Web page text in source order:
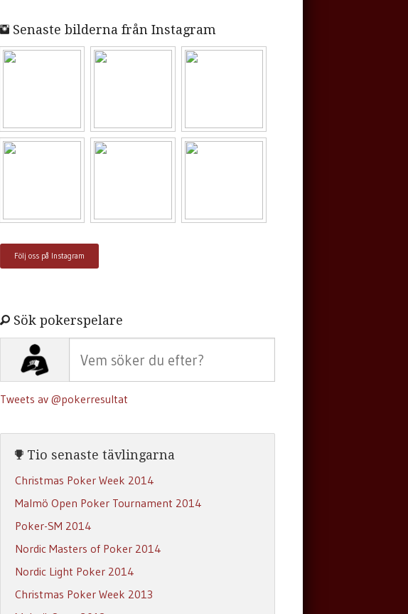
Senaste bilderna från Instagram
Följ oss på Instagram
Sök pokerspelare
Tweets av @pokerresultat
Tio senaste tävlingarna
Christmas Poker Week 2014
Malmö Open Poker Tournament 2014
Poker-SM 2014
Nordic Masters of Poker 2014
Nordic Light Poker 2014
Christmas Poker Week 2013